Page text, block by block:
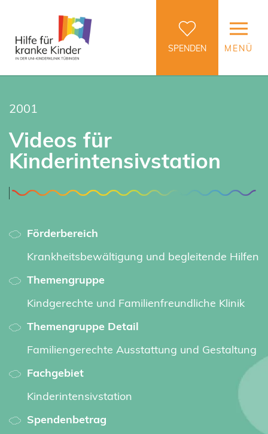
SPENDEN MENÜ
2001
Videos für
Kinderintensivstation
Förderbereich
Krankheitsbewältigung und begleitende Hilfen
Themengruppe
Kindgerechte und Familienfreundliche Klinik
Themengruppe Detail
Familiengerechte Ausstattung und Gestaltung
Fachgebiet
Kinderintensivstation
Spendenbetrag